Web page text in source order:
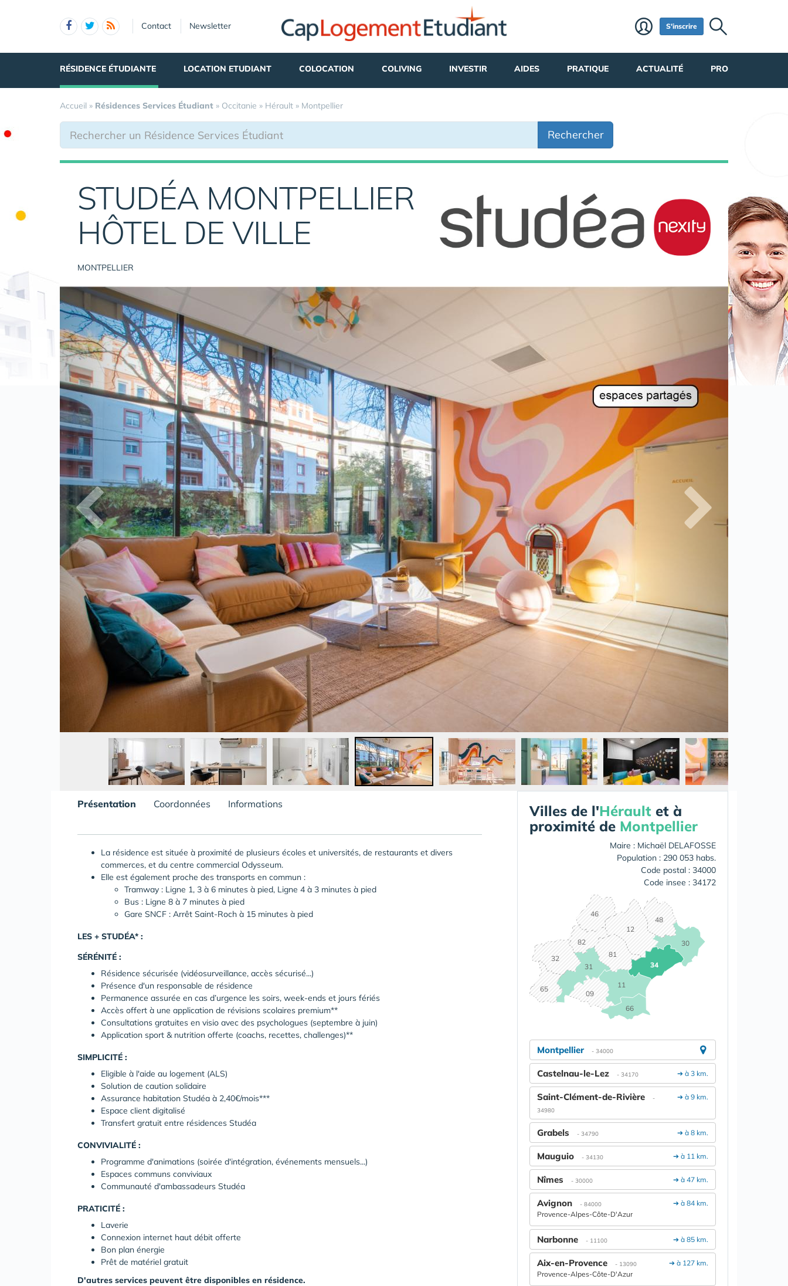
Contact Newsletter S'inscrire
RÉSIDENCE ÉTUDIANTE LOCATION ETUDIANT COLOCATION COLIVING INVESTIR AIDES PRATIQUE ACTUALITÉ PRO
Accueil » Résidences Services Étudiant » Occitanie » Hérault » Montpellier
Rechercher
STUDÉA MONTPELLIER
HÔTEL DE VILLE
MONTPELLIER
Présentation Coordonnées Informations
La résidence est située à proximité de plusieurs écoles et universités, de restaurants et divers
commerces, et du centre commercial Odysseum.
Elle est également proche des transports en commun :
Tramway : Ligne 1, 3 à 6 minutes à pied, Ligne 4 à 3 minutes à pied
Bus : Ligne 8 à 7 minutes à pied
Gare SNCF : Arrêt Saint-Roch à 15 minutes à pied
LES + STUDÉA* :
SÉRÉNITÉ :
Résidence sécurisée (vidéosurveillance, accès sécurisé...)
Présence d'un responsable de résidence
Permanence assurée en cas d’urgence les soirs, week-ends et jours fériés
Accès offert à une application de révisions scolaires premium**
Consultations gratuites en visio avec des psychologues (septembre à juin)
Application sport & nutrition offerte (coachs, recettes, challenges)**
SIMPLICITÉ :
Eligible à l'aide au logement (ALS)
Solution de caution solidaire
Assurance habitation Studéa à 2,40€/mois***
Espace client digitalisé
Transfert gratuit entre résidences Studéa
CONVIVIALITÉ :
Programme d'animations (soirée d'intégration, événements mensuels...)
Espaces communs conviviaux
Communauté d'ambassadeurs Studéa
PRATICITÉ :
Laverie
Connexion internet haut débit offerte
Bon plan énergie
Prêt de matériel gratuit
D'autres services peuvent être disponibles en résidence.
Villes de l'Hérault et à
proximité de Montpellier
Maire : Michaël DELAFOSSE
Population : 290 053 habs.
Code postal : 34000
Code insee : 34172
09
11
12
30
31
32
34
46
48
65
66
81
82
Montpellier - 34000
➔ à 3 km.
Castelnau-le-Lez - 34170
➔ à 9 km.
Saint-Clément-de-Rivière
-
34980
➔ à 8 km.
Grabels - 34790
➔ à 11 km.
Mauguio - 34130
➔ à 47 km.
Nîmes - 30000
➔ à 84 km.
Avignon - 84000
Provence-Alpes-Côte-D'Azur
➔ à 85 km.
Narbonne - 11100
➔ à 127 km.
Aix-en-Provence - 13090
Provence-Alpes-Côte-D'Azur